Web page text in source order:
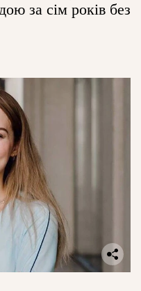
за сім років без